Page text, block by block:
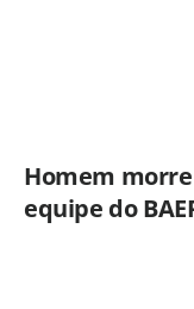
Homem
equipe do